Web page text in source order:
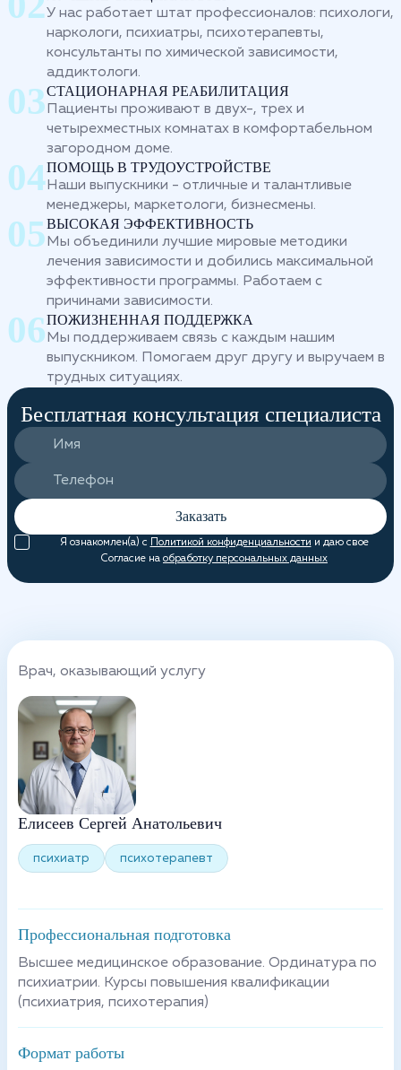
У нас работает штат профессионалов: психологи,
наркологи, психиатры, психотерапевты,
консультанты по химической зависимости,
аддиктологи.
СТАЦИОНАРНАЯ РЕАБИЛИТАЦИЯ
Пациенты проживают в двух-, трех и
четырехместных комнатах в комфортабельном
загородном доме.
ПОМОЩЬ В ТРУДОУСТРОЙСТВЕ
Наши выпускники - отличные и талантливые
менеджеры, маркетологи, бизнесмены.
ВЫСОКАЯ ЭФФЕКТИВНОСТЬ
Мы объединили лучшие мировые методики
лечения зависимости и добились максимальной
эффективности программы. Работаем с
причинами зависимости.
ПОЖИЗНЕННАЯ ПОДДЕРЖКА
Мы поддерживаем связь с каждым нашим
выпускником. Помогаем друг другу и выручаем в
трудных ситуациях.
Бесплатная консультация специалиста
Заказать
Я ознакомлен(а) с Политикой конфиденциальности и даю свое
Согласие на обработку персональных данных
Врач, оказывающий услугу
Елисеев Сергей Анатольевич
психиатр психотерапевт
Профессиональная подготовка
Высшее медицинское образование. Ординатура по
психиатрии. Курсы повышения квалификации
(психиатрия, психотерапия)
Формат работы